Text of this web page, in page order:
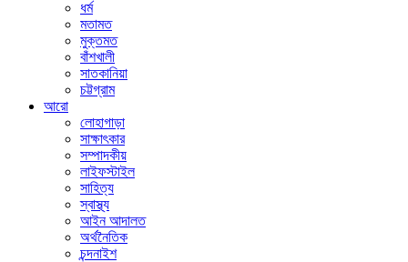
ধর্ম
মতামত
মুক্তমত
বাঁশখালী
সাতকানিয়া
চট্টগ্রাম
আরো
লোহাগাড়া
সাক্ষাৎকার
সম্পাদকীয়
লাইফস্টাইল
সাহিত্য
স্বাস্থ্য
আইন আদালত
অর্থনৈতিক
চন্দনাইশ